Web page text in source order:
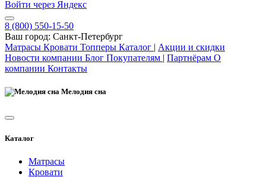
Войти через Яндекс
8 (800) 550-15-50
Ваш город: Санкт-Петербург
Матрасы Кровати Топперы Каталог | Акции и скидки
Новости компании Блог Покупателям | Партнёрам О
компании Контакты
Мелодия сна
Каталог
Матрасы
Кровати